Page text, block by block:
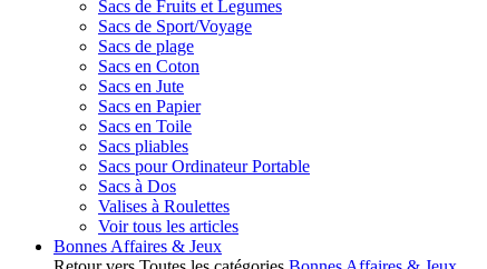
Sacs de Fruits et Legumes
Sacs de Sport/Voyage
Sacs de plage
Sacs en Coton
Sacs en Jute
Sacs en Papier
Sacs en Toile
Sacs pliables
Sacs pour Ordinateur Portable
Sacs à Dos
Valises à Roulettes
Voir tous les articles
Bonnes Affaires & Jeux